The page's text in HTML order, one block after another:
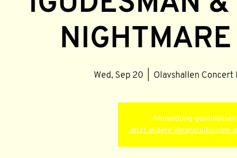
Wed, Sep 20 Olavshallen Concert
Anmeldung geschlossen
Jetzt andere Veranstaltungen